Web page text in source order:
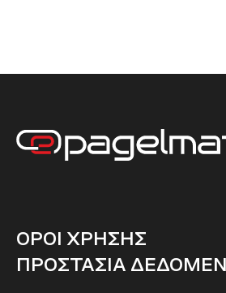
ΟΡΟΙ ΧΡΗΣΗΣ
ΠΡΟΣΤΑΣΙΑ